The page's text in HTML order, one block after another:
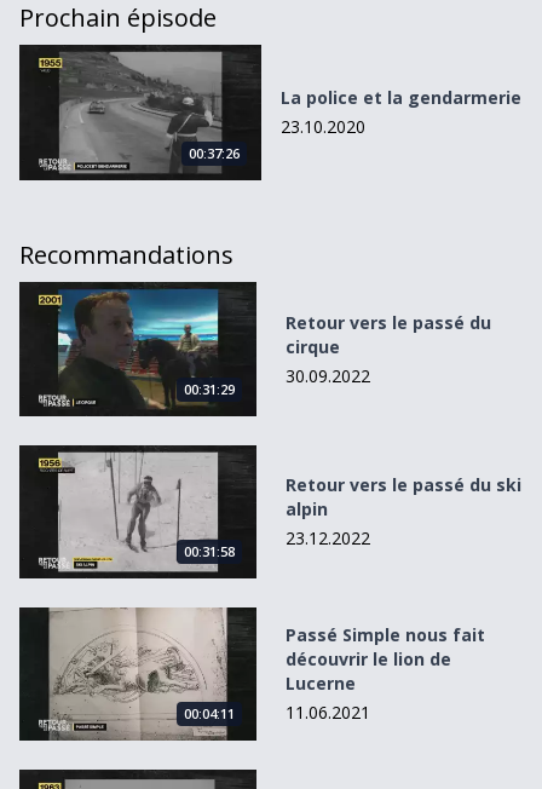
Prochain épisode
La police et la gendarmerie
00:37:26
La police et la gendarmerie
23.10.2020
Recommandations
Retour vers le passé du cirque
00:31:29
Retour vers le passé du
cirque
30.09.2022
Retour vers le passé du ski alpin
00:31:58
Retour vers le passé du ski
alpin
23.12.2022
Passé Simple nous fait découvrir le lion de Lucerne
00:04:11
Passé Simple nous fait
découvrir le lion de
Lucerne
11.06.2021
Retour vers le passé - Romont